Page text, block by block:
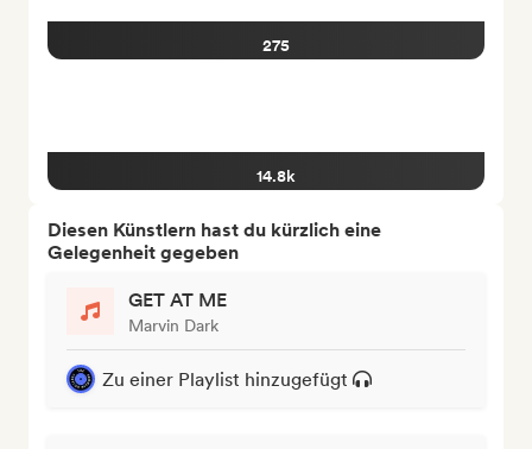
275
14.8k
Diesen Künstlern hast du kürzlich eine
Gelegenheit gegeben
GET AT ME
Marvin Dark
Zu einer Playlist hinzugefügt